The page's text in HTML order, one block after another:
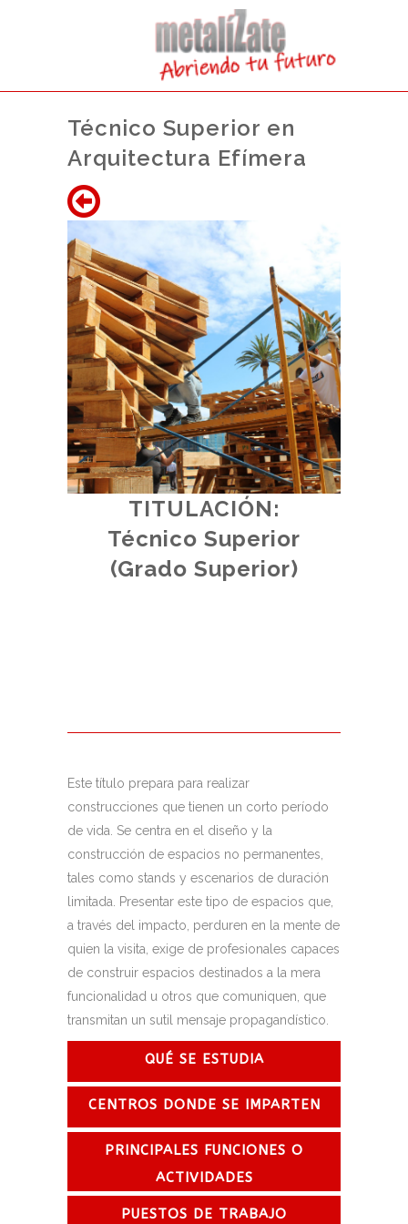
Técnico Superior en
Arquitectura Efímera
TITULACIÓN:
Técnico Superior
(Grado Superior)
Este título prepara para realizar
construcciones que tienen un corto período
de vida. Se centra en el diseño y la
construcción de espacios no permanentes,
tales como stands y escenarios de duración
limitada. Presentar este tipo de espacios que,
a través del impacto, perduren en la mente de
quien la visita, exige de profesionales capaces
de construir espacios destinados a la mera
funcionalidad u otros que comuniquen, que
transmitan un sutil mensaje propagandístico.
QUÉ SE ESTUDIA
CENTROS DONDE SE IMPARTEN
PRINCIPALES FUNCIONES O
ACTIVIDADES
PUESTOS DE TRABAJO